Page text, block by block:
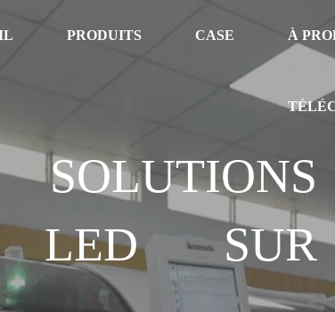
PRODUITS CASE À
LED SUR